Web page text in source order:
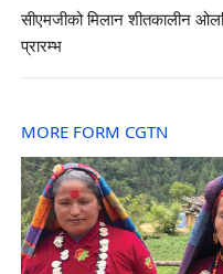
सीएमजीको मिलान शीतकालीन
प्रारम्भ
MORE FORM CGTN